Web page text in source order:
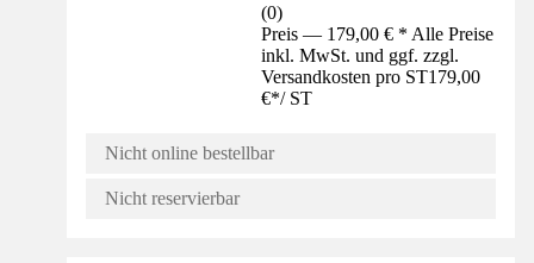
(0)
Preis — 179,00 € * Alle Preise
inkl. MwSt. und ggf. zzgl.
Versandkosten pro ST179,00
€*/ ST
Nicht online bestellbar
Nicht reservierbar